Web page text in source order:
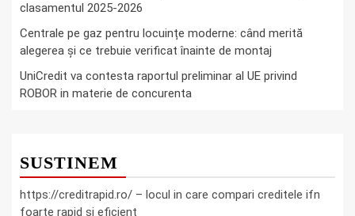
clasamentul 2025-2026
Centrale pe gaz pentru locuințe moderne: când merită
alegerea și ce trebuie verificat înainte de montaj
UniCredit va contesta raportul preliminar al UE privind
ROBOR in materie de concurenta
SUSTINEM
https://creditrapid.ro/ – locul in care compari creditele ifn
foarte rapid si eficient